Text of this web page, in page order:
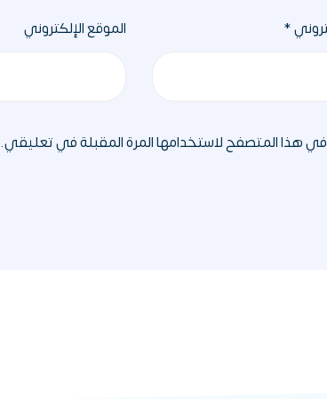
* الموقع الإلكتروني
في هذا المتصفح لاستخدامها المرة المقبلة في تعليقي.